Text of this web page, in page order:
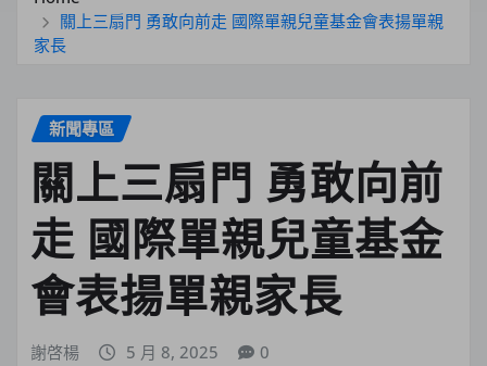
關上三扇門 勇敢向前走 國際單親兒童基金會表揚單親
家長
新聞專區
關上三扇門 勇敢向前
走 國際單親兒童基金
會表揚單親家長
謝啓楊 5 月 8, 2025 0